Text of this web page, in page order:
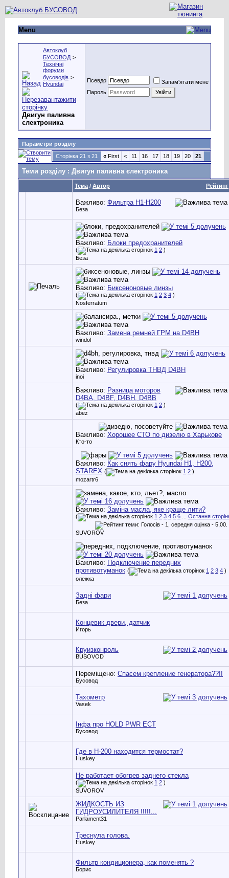
Menu
Автоклуб
БУСОВОД >
Технічні
форуми
бусоводів >
Hyundai
Двигун паливна
єлектроника
Псевдо
Запам'ятати мене
Пароль
Параметри розділу
Сторінка 21 з 21
« First < 11 16 17 18 19 20 21
Теми розділу : Двигун паливна єлектроника
Рейтинг
Тема / Автор
Важливо: Фильтра Н1-Н200
Беза
Важливо: Блоки предохранителей
( 1 2 )
Беза
Важливо: Биксеноновые линзы
( 1 2 3 4 )
Nosferratum
Важливо: Замена ремней ГРМ на D4BH
windol
Важливо: Регулировка ТНВД D4BH
inoi
Важливо: Разница моторов
D4BA, D4BF, D4BH, D4BB
( 1 2 )
abez
Важливо: Хорошее СТО по дизелю в Харькове
Кто-то
Важливо: Как снять фару Hyundai H1, H200,
STAREX ( 1 2 )
mozartr6
Важливо: Заміна масла, яке краще лити?
( 1 2 3 4 5 6 Остання
SUVOROV
Важливо: Подключение передних
противотуманок ( 1 2 3 4 )
олежка
Задні фари
Беза
Концевик двери, датчик
Игорь
Круизконроль
BUSOVOD
Переміщено: Спасем крепление генератора??!!
Бусовод
Тахометр
Vasek
Інфа про HOLD PWR ECT
Бусовод
Где в Н-200 находится термостат?
Huskey
Не работает обогрев заднего стекла
( 1 2 )
SUVOROV
ЖИДКОСТЬ ИЗ
ГИДРОУСИЛИТЕЛЯ !!!!!...
Parlament31
Треснула голова.
Huskey
Фильтр кондиционера, как поменять ?
Борис